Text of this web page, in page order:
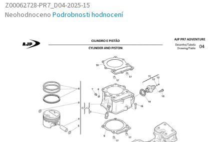
Z00062728-PR7_D04-2025-15
Průměrné
Neohodnoceno Podrobnosti hodnocení